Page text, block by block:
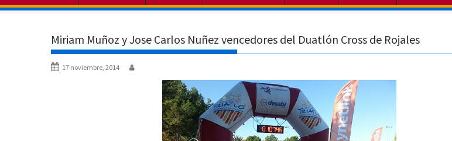
Miriam Muñoz y Jose Carlos Nuñez vencedores del Duatlón Cross de Rojales
17 noviembre, 2014